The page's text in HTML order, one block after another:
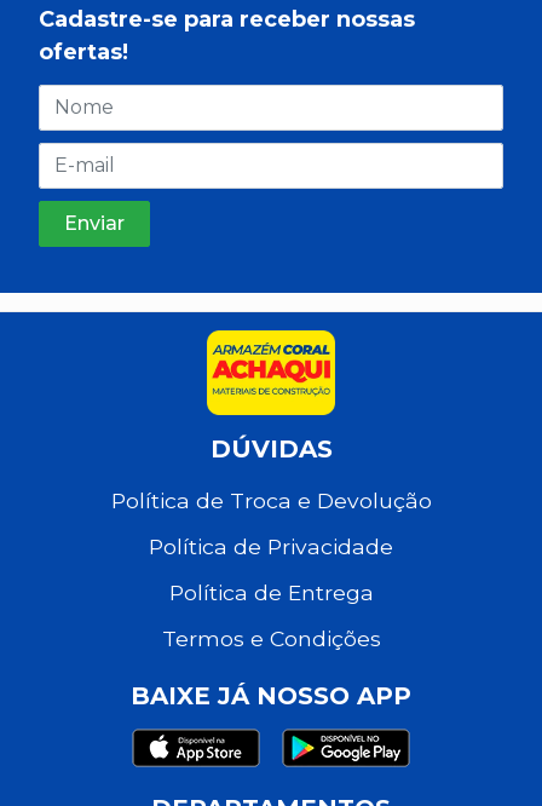
Cadastre-se para receber nossas
ofertas!
DÚVIDAS
Política de Troca e Devolução
Política de Privacidade
Política de Entrega
Termos e Condições
BAIXE JÁ NOSSO APP